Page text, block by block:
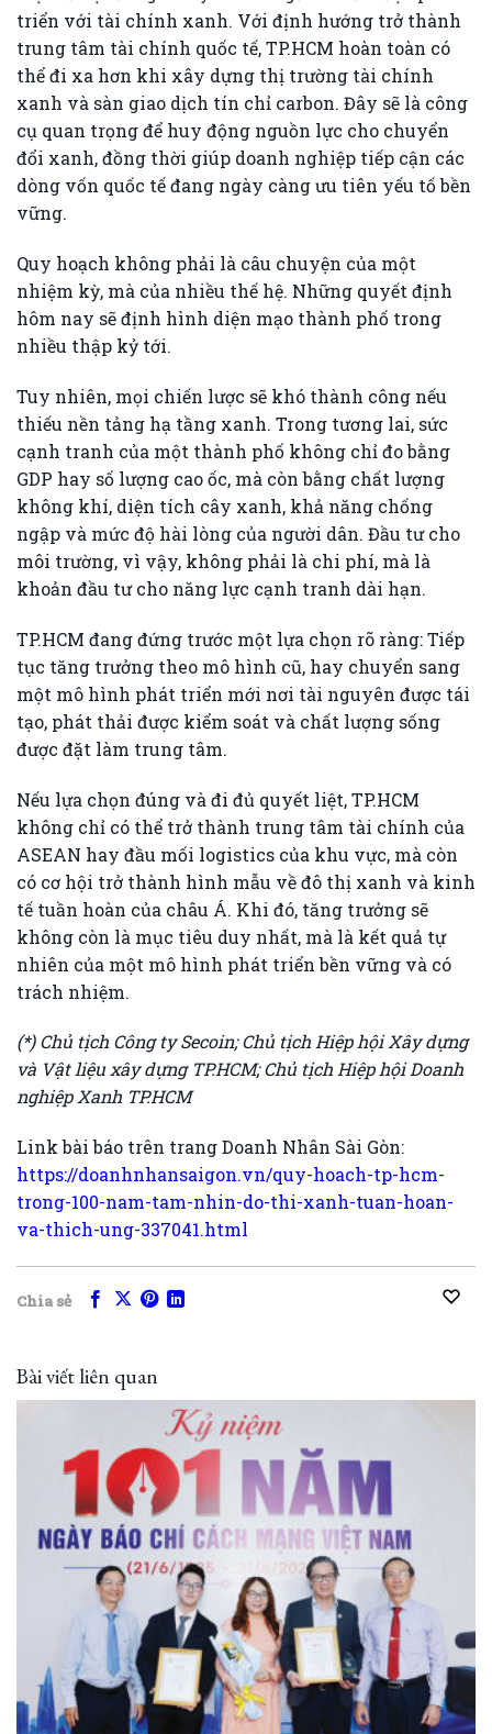
triển với tài chính xanh. Với định hướng trở thành
trung tâm tài chính quốc tế, TP.HCM hoàn toàn có
thể đi xa hơn khi xây dựng thị trường tài chính
xanh và sàn giao dịch tín chỉ carbon. Đây sẽ là công
cụ quan trọng để huy động nguồn lực cho chuyển
đổi xanh, đồng thời giúp doanh nghiệp tiếp cận các
dòng vốn quốc tế đang ngày càng ưu tiên yếu tố bền
vững.
Quy hoạch không phải là câu chuyện của một
nhiệm kỳ, mà của nhiều thế hệ. Những quyết định
hôm nay sẽ định hình diện mạo thành phố trong
nhiều thập kỷ tới.
Tuy nhiên, mọi chiến lược sẽ khó thành công nếu
thiếu nền tảng hạ tầng xanh. Trong tương lai, sức
cạnh tranh của một thành phố không chỉ đo bằng
GDP hay số lượng cao ốc, mà còn bằng chất lượng
không khí, diện tích cây xanh, khả năng chống
ngập và mức độ hài lòng của người dân. Đầu tư cho
môi trường, vì vậy, không phải là chi phí, mà là
khoản đầu tư cho năng lực cạnh tranh dài hạn.
TP.HCM đang đứng trước một lựa chọn rõ ràng: Tiếp
tục tăng trưởng theo mô hình cũ, hay chuyển sang
một mô hình phát triển mới nơi tài nguyên được tái
tạo, phát thải được kiểm soát và chất lượng sống
được đặt làm trung tâm.
Nếu lựa chọn đúng và đi đủ quyết liệt, TP.HCM
không chỉ có thể trở thành trung tâm tài chính của
ASEAN hay đầu mối logistics của khu vực, mà còn
có cơ hội trở thành hình mẫu về đô thị xanh và kinh
tế tuần hoàn của châu Á. Khi đó, tăng trưởng sẽ
không còn là mục tiêu duy nhất, mà là kết quả tự
nhiên của một mô hình phát triển bền vững và có
trách nhiệm.
(*) Chủ tịch Công ty Secoin; Chủ tịch Hiệp hội Xây dựng
và Vật liệu xây dựng TP.HCM; Chủ tịch Hiệp hội Doanh
nghiệp Xanh TP.HCM
Link bài báo trên trang Doanh Nhân Sài Gòn:
https://doanhnhansaigon.vn/quy-hoach-tp-hcm-
trong-100-nam-tam-nhin-do-thi-xanh-tuan-hoan-
va-thich-ung-337041.html
Chia sẻ
Bài viết liên quan